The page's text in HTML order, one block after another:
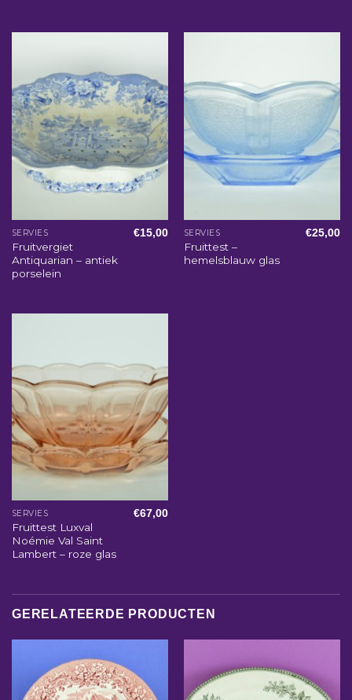
SERVIES
Fruitvergiet
Antiquarian – antiek
porselein
€15,00 SERVIES
Fruittest –
hemelsblauw glas
€25,00
SERVIES
Fruittest Luxval
Noémie Val Saint
Lambert – roze glas
€67,00
GERELATEERDE PRODUCTEN